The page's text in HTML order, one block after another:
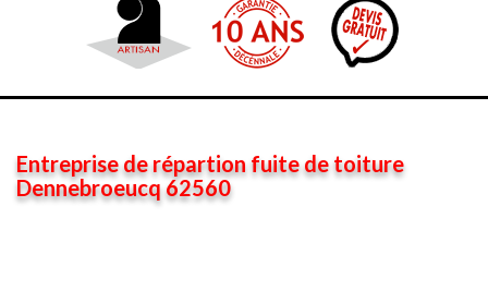
Entreprise de répartion fuite de toiture
Dennebroeucq 62560